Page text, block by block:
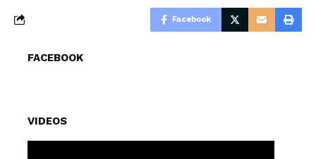
Facebook
FACEBOOK
VIDEOS